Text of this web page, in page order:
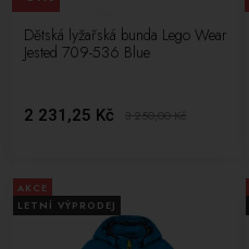
Dětská lyžařská bunda Lego Wear
Jested 709-536 Blue
2 231,25 Kč 3 250,00Kč
AKCE
LETNÍ VÝPRODEJ